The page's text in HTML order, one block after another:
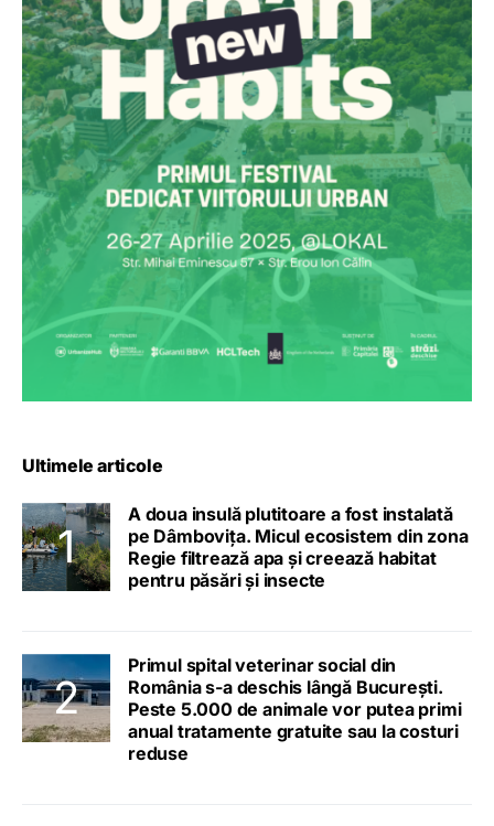
Ultimele articole
A doua insulă plutitoare a fost instalată
pe Dâmbovița. Micul ecosistem din zona
Regie filtrează apa și creează habitat
pentru păsări și insecte
Primul spital veterinar social din
România s-a deschis lângă București.
Peste 5.000 de animale vor putea primi
anual tratamente gratuite sau la costuri
reduse